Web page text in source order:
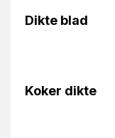
Dikte blad
Koker dikte